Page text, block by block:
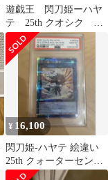
遊戯王 閃刀姫ーハヤ
テ 25th クオシク 絵
違い イラスト違い
¥ 16,100
閃刀姫-ハヤテ 絵違い
25th クォーターセンチ
ュリーシークレット